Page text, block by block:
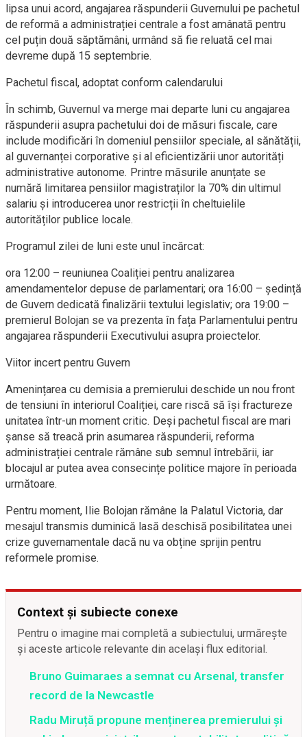
lipsa unui acord, angajarea răspunderii Guvernului pe pachetul
de reformă a administrației centrale a fost amânată pentru
cel puțin două săptămâni, urmând să fie reluată cel mai
devreme după 15 septembrie.
Pachetul fiscal, adoptat conform calendarului
În schimb, Guvernul va merge mai departe luni cu angajarea
răspunderii asupra pachetului doi de măsuri fiscale, care
include modificări în domeniul pensiilor speciale, al sănătății,
al guvernanței corporative și al eficientizării unor autorități
administrative autonome. Printre măsurile anunțate se
numără limitarea pensiilor magistraților la 70% din ultimul
salariu și introducerea unor restricții în cheltuielile
autorităților publice locale.
Programul zilei de luni este unul încărcat:
ora 12:00 – reuniunea Coaliției pentru analizarea
amendamentelor depuse de parlamentari; ora 16:00 – ședință
de Guvern dedicată finalizării textului legislativ; ora 19:00 –
premierul Bolojan se va prezenta în fața Parlamentului pentru
angajarea răspunderii Executivului asupra proiectelor.
Viitor incert pentru Guvern
Amenințarea cu demisia a premierului deschide un nou front
de tensiuni în interiorul Coaliției, care riscă să își fractureze
unitatea într-un moment critic. Deși pachetul fiscal are mari
șanse să treacă prin asumarea răspunderii, reforma
administrației centrale rămâne sub semnul întrebării, iar
blocajul ar putea avea consecințe politice majore în perioada
următoare.
Pentru moment, Ilie Bolojan rămâne la Palatul Victoria, dar
mesajul transmis duminică lasă deschisă posibilitatea unei
crize guvernamentale dacă nu va obține sprijin pentru
reformele promise.
Context și subiecte conexe
Pentru o imagine mai completă a subiectului, urmărește
și aceste articole relevante din același flux editorial.
Bruno Guimaraes a semnat cu Arsenal, transfer
record de la Newcastle
Radu Miruță propune menținerea premierului și